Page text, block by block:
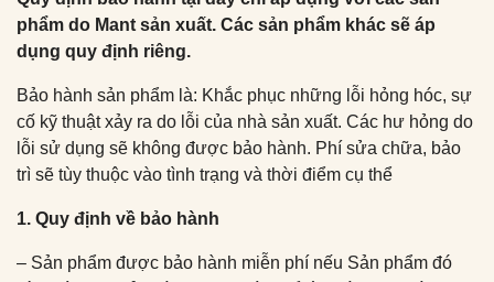
phẩm do Mant sản xuất. Các sản phẩm khác sẽ áp
dụng quy định riêng.
Bảo hành sản phẩm là: Khắc phục những lỗi hỏng hóc, sự
cố kỹ thuật xảy ra do lỗi của nhà sản xuất. Các hư hỏng do
lỗi sử dụng sẽ không được bảo hành. Phí sửa chữa, bảo
trì sẽ tùy thuộc vào tình trạng và thời điểm cụ thể
1. Quy định về bảo hành
– Sản phẩm được bảo hành miễn phí nếu Sản phẩm đó